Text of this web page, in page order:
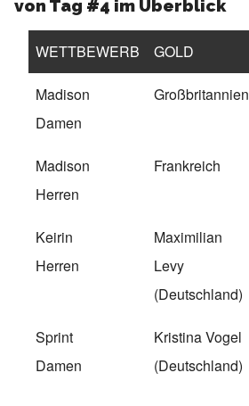
von Tag #4 im Überblick
WETTBEWERB GOLD
Madison
Damen
Großbritannien
Madison
Herren
Frankreich
Keirin
Herren
Maximilian
Levy
(Deutschland)
Sprint
Damen
Kristina Vogel
(Deutschland)